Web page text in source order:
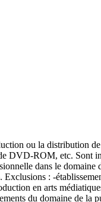
ou la distribution
DVD-ROM, etc. Sont
dans le
: -
en arts
du domaine de la